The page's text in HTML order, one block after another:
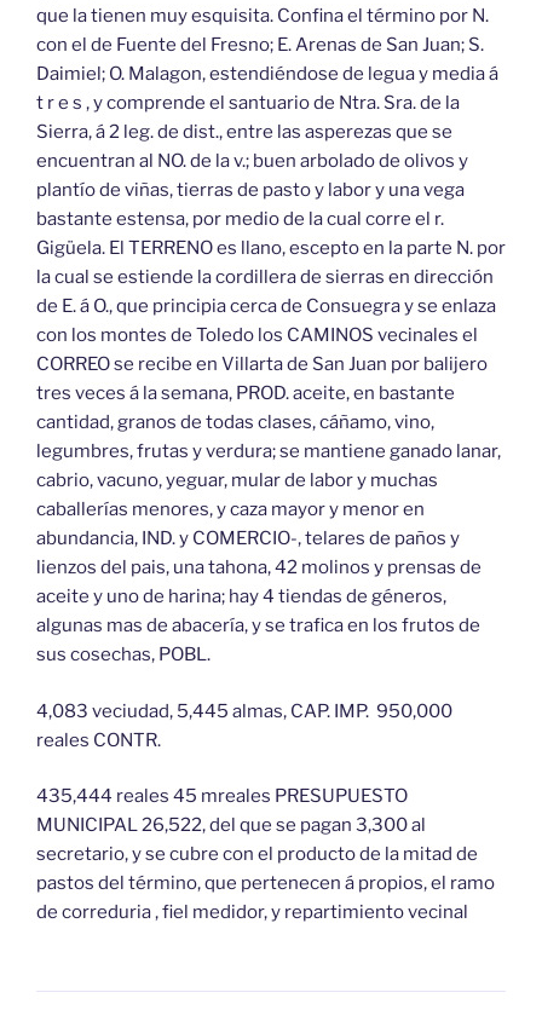
que la tienen muy esquisita. Confina el término por N.
con el de Fuente del Fresno; E. Arenas de San Juan; S.
Daimiel; O. Malagon, estendiéndose de legua y media á
t r e s , y comprende el santuario de Ntra. Sra. de la
Sierra, á 2 leg. de dist., entre las asperezas que se
encuentran al NO. de la v.; buen arbolado de olivos y
plantío de viñas, tierras de pasto y labor y una vega
bastante estensa, por medio de la cual corre el r.
Gigüela. El TERRENO es llano, escepto en la parte N. por
la cual se estiende la cordillera de sierras en dirección
de E. á O., que principia cerca de Consuegra y se enlaza
con los montes de Toledo los CAMINOS vecinales el
CORREO se recibe en Villarta de San Juan por balijero
tres veces á la semana, PROD. aceite, en bastante
cantidad, granos de todas clases, cáñamo, vino,
legumbres, frutas y verdura; se mantiene ganado lanar,
cabrio, vacuno, yeguar, mular de labor y muchas
caballerías menores, y caza mayor y menor en
abundancia, IND. y COMERCIO-, telares de paños y
lienzos del pais, una tahona, 42 molinos y prensas de
aceite y uno de harina; hay 4 tiendas de géneros,
algunas mas de abacería, y se trafica en los frutos de
sus cosechas, POBL.
4,083 veciudad, 5,445 almas, CAP. IMP. 950,000
reales CONTR.
435,444 reales 45 mreales PRESUPUESTO
MUNICIPAL 26,522, del que se pagan 3,300 al
secretario, y se cubre con el producto de la mitad de
pastos del término, que pertenecen á propios, el ramo
de correduria , fiel medidor, y repartimiento vecinal